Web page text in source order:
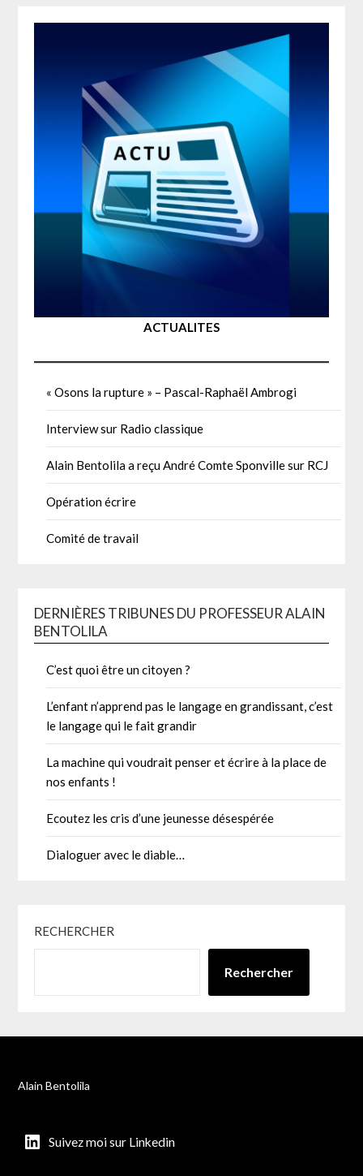
ACTUALITES
« Osons la rupture » – Pascal-Raphaël Ambrogi
Interview sur Radio classique
Alain Bentolila a reçu André Comte Sponville sur RCJ
Opération écrire
Comité de travail
DERNIÈRES TRIBUNES DU PROFESSEUR ALAIN
BENTOLILA
C’est quoi être un citoyen ?
L’enfant n’apprend pas le langage en grandissant, c’est
le langage qui le fait grandir
La machine qui voudrait penser et écrire à la place de
nos enfants !
Ecoutez les cris d’une jeunesse désespérée
Dialoguer avec le diable…
RECHERCHER
Rechercher
Alain Bentolila
Suivez moi sur Linkedin